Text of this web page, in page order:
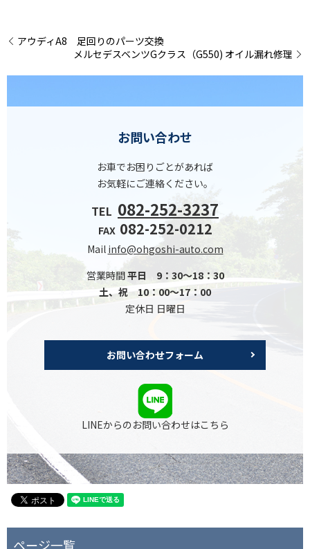
アウディA8 足回りのパーツ交換
メルセデスベンツGクラス（G550) オイル漏れ修理
お問い合わせ
お車でお困りごとがあれば
お気軽にご連絡ください。
TEL 082-252-3237
FAX 082-252-0212
Mail info@ohgoshi-auto.com
営業時間平日 9：30～18：30
土、祝 10：00～17：00
定休日 日曜日
お問い合わせフォーム
LINEからのお問い合わせはこちら